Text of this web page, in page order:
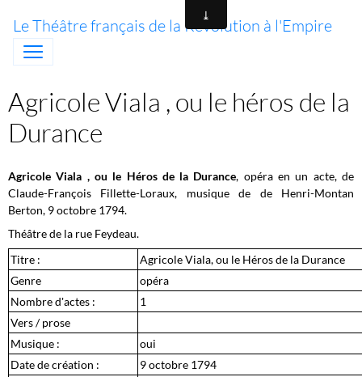
Le Théâtre français de la Révolution à l'Empire
Agricole Viala , ou le héros de la
Durance
Agricole Viala , ou le Héros de la Durance, opéra en un acte, de
Claude-François Fillette-Loraux, musique de de Henri-Montan
Berton, 9 octobre 1794.
Théâtre de la rue Feydeau.
Titre :
Agricole Viala, ou le Héros de la Durance
Genre
opéra
Nombre d'actes :
1
Vers / prose
Musique :
oui
Date de création :
9 octobre 1794